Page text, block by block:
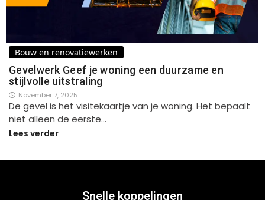
Bouw en renovatiewerken
Gevelwerk Geef je woning een duurzame en
stijlvolle uitstraling
November 7, 2025
De gevel is het visitekaartje van je woning. Het bepaalt
niet alleen de eerste…
Lees verder
Snelle koppelingen